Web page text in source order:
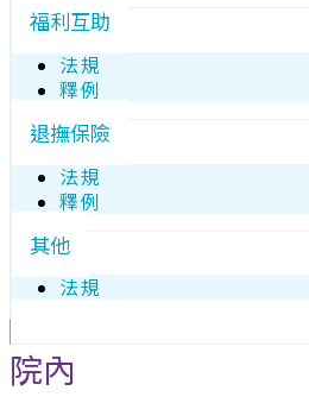
福利互助
法規
釋例
退撫保險
法規
釋例
其他
法規
院內